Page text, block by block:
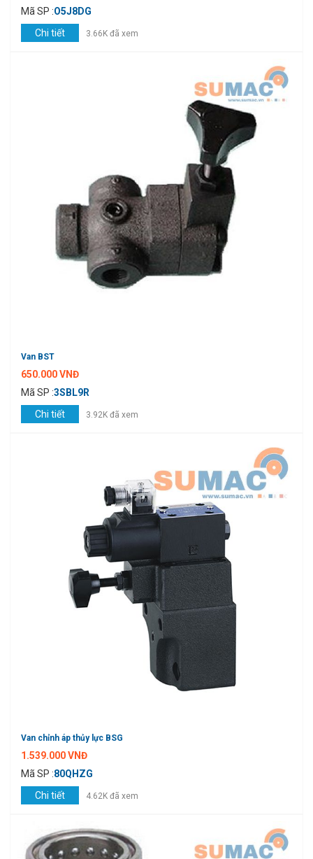
Mã SP :O5J8DG
Chi tiết
3.66K đã xem
Van BST
650.000 VNĐ
Mã SP :3SBL9R
Chi tiết
3.92K đã xem
Van chỉnh áp thủy lực BSG
1.539.000 VNĐ
Mã SP :80QHZG
Chi tiết
4.62K đã xem